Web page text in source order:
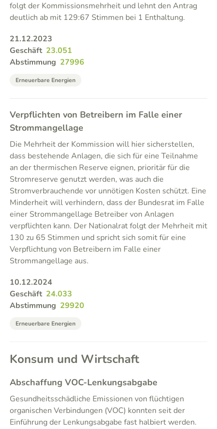
folgt der Kommissionsmehrheit und lehnt den Antrag
deutlich ab mit 129:67 Stimmen bei 1 Enthaltung.
21.12.2023
Geschäft 23.051
Abstimmung 27996
Erneuerbare Energien
Verpflichten von Betreibern im Falle einer
Strommangellage
Die Mehrheit der Kommission will hier sicherstellen,
dass bestehende Anlagen, die sich für eine Teilnahme
an der thermischen Reserve eignen, prioritär für die
Stromreserve genutzt werden, was auch die
Stromverbrauchende vor unnötigen Kosten schützt. Eine
Minderheit will verhindern, dass der Bundesrat im Falle
einer Strommangellage Betreiber von Anlagen
verpflichten kann. Der Nationalrat folgt der Mehrheit mit
130 zu 65 Stimmen und spricht sich somit für eine
Verpflichtung von Betreibern im Falle einer
Strommangellage aus.
10.12.2024
Geschäft 24.033
Abstimmung 29920
Erneuerbare Energien
Konsum und Wirtschaft
Abschaffung VOC-Lenkungsabgabe
Gesundheitsschädliche Emissionen von flüchtigen
organischen Verbindungen (VOC) konnten seit der
Einführung der Lenkungsabgabe fast halbiert werden.